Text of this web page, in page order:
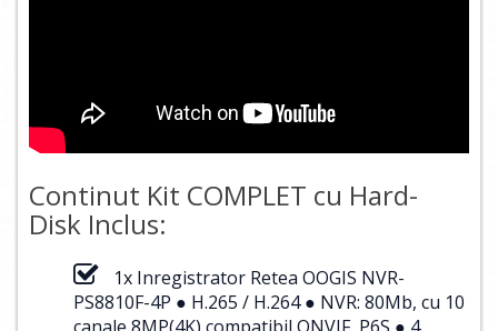
Continut Kit COMPLET cu Hard-
Disk Inclus:
1x Inregistrator Retea OOGIS NVR-
PS8810F-4P ● H.265 / H.264 ● NVR: 80Mb, cu 10
canale 8MP(4K) compatibil ONVIF, P6S ● 4